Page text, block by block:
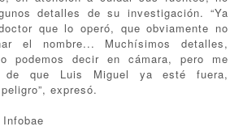
detalles de su investigación. “Ya
que lo operó, que obviamente no
el nombre... Muchísimos detalles,
podemos decir en cámara, pero me
de que Luis Miguel ya esté fuera,
expresó.